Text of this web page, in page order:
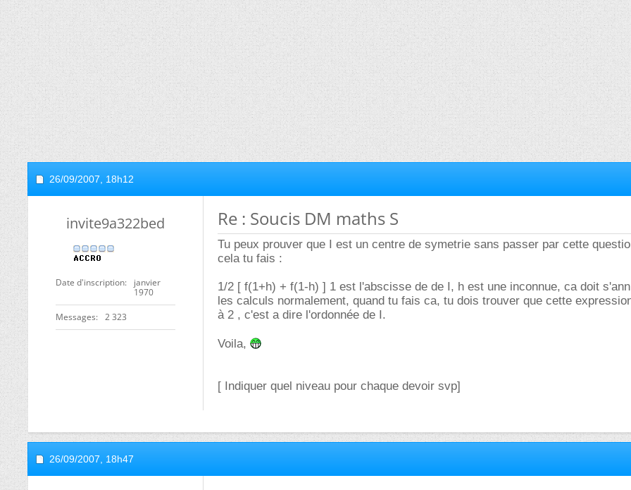
26/09/2007, 18h12
invite9a322bed
Date d'inscription
janvier
1970
Messages 2 323
Re : Soucis DM maths S
Tu peux prouver que I est un centre de symetrie sans passer par cette
cela tu fais :
1/2 [ f(1+h) + f(1-h) ] 1 est l'abscisse de de I, h est une inconnue, ca doit
les calculs normalement, quand tu fais ca, tu dois trouver que cette
à 2 , c'est a dire l'ordonnée de I.
Voila,
[ Indiquer quel niveau pour chaque devoir svp]
26/09/2007, 18h47